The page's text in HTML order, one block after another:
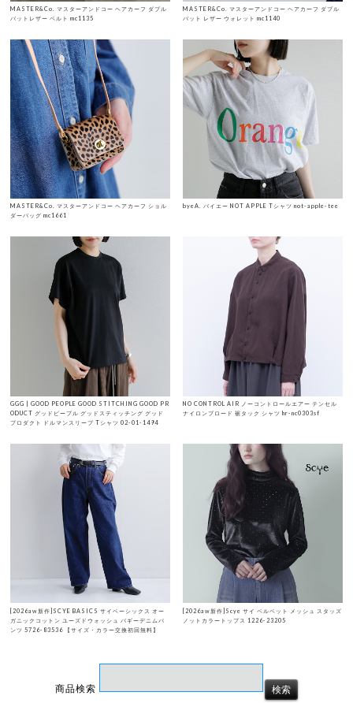
MASTER&Co. マスターアンドコー ヘアカーフ ダブル
バットレザー ベルト mc1135
MASTER&Co. マスターアンドコー ヘアカーフ ダブル
バット レザー ウォレット mc1140
MASTER&Co. マスターアンドコー ヘアカーフ ショル
ダーバッグ mc1661
byeA. バイエー NOT APPLE Tシャツ not-apple-tee
GGG | GOOD PEOPLE GOOD STITCHING GOOD PR
ODUCT グッドピープル グッドスティッチング グッド
プロダクト ドルマンスリーブ Tシャツ 02-01-1494
NO CONTROL AIR ノーコントロールエアー テンセル
ナイロンブロード 裾タック シャツ hr-nc0303sf
[2026aw新作]SCYE BASICS サイベーシックス オー
ガニックコットン ユーズドウォッシュ バギーデニムパ
ンツ 5726-83536 【サイズ・カラー交換初回無料】
[2026aw新作]Scye サイ ベルベット メッシュ スタッズ
ノットカラートップス 1226-23205
商品検索